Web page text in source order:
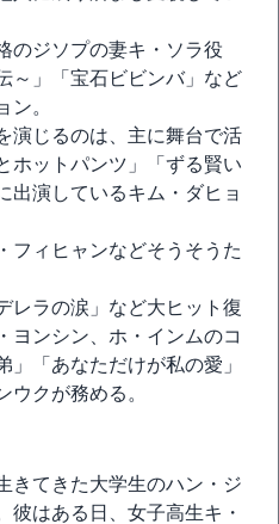
のジソプの妻キ・ソラ役
～」「宝石ビビンバ」など
ン。
演じるのは、主に舞台で活
ホットパンツ」「ずる賢い
出演しているキム・ダヒョ
フィヒャンなどそうそうた
レラの涙」など大ヒット復
ヨンシン、ホ・インムのコ
」「あなただけが私の愛」
ウクが務める。
きてきた大学生のハン・ジ
彼はある日、女子高生キ・